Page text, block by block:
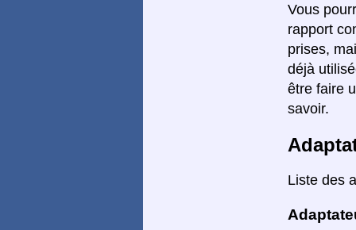
Vous
rapport
prises,
déjà
être faire
savoir.
Liste des